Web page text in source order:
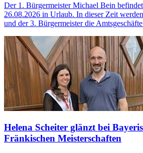
Der 1. Bürgermeister Michael Bein
26.08.2026 in Urlaub. In dieser Zeit
und der 3. Bürgermeister die
Helena Scheiter glänzt bei
Fränkischen Meisterschaften